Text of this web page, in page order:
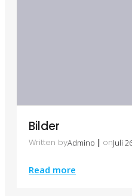
Bilder
Written byAdmino | onJuli
Read more